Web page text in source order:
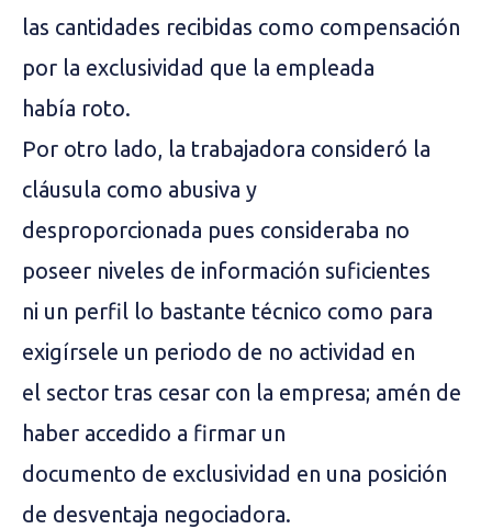
las cantidades recibidas como compensación
por la exclusividad que la empleada
había roto.
Por otro lado, la trabajadora consideró la
cláusula como abusiva y
desproporcionada pues consideraba no
poseer niveles de información suficientes
ni un perfil lo bastante técnico como para
exigírsele un periodo de no actividad en
el sector tras cesar con la empresa; amén de
haber accedido a firmar un
documento de exclusividad en una posición
de desventaja negociadora.